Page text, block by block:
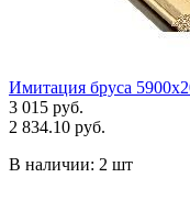
Имитация бруса
3 015 руб.
2 834.10 руб.
В наличии: 2 шт